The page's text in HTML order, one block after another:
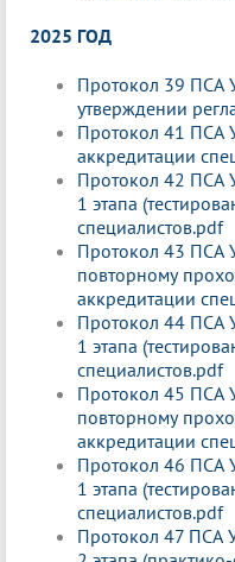
2025 ГОД
Протокол 39 ПСА
утверждении
Протокол 41 ПСА
аккредитации
Протокол 42 ПСА
1 этапа
специалистов.pdf
Протокол 43 ПСА
повторному
аккредитации
Протокол 44 ПСА
1 этапа
специалистов.pdf
Протокол 45 ПСА
повторному
аккредитации
Протокол 46 ПСА
1 этапа
специалистов.pdf
Протокол 47 ПСА